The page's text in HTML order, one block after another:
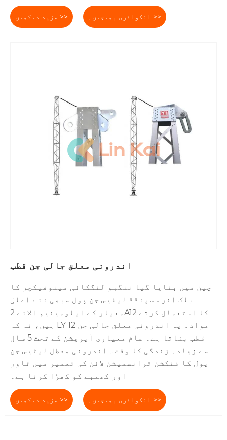
مزید دیکھیں >> انکوائری بھیجیں۔ >>
اندرونی معلق جالی جن قطب
چین میں بنایا گیا ننگبو لنگکائی مینوفیکچر کا
بلک انر سسپنڈڈ لیٹیس جن پول سبھی نئے اعلیٰ
معیار کے ایلومینیم الائے 2A12 کا استعمال کرتے
ہیں، نہ کہ LY 12 مواد۔ یہ اندرونی معلق جالی جن
قطب بناتا ہے۔ عام معیاری آپریشن کے تحت 5 سال
سے زیادہ زندگی کا وقت۔ اندرونی معطل لیٹیس جن
پول کا فنکشن ٹرانسمیشن لائن کی تعمیر میں ٹاور
اور کھمبے کو کھڑا کرنا ہے۔
مزید دیکھیں >> انکوائری بھیجیں۔ >>